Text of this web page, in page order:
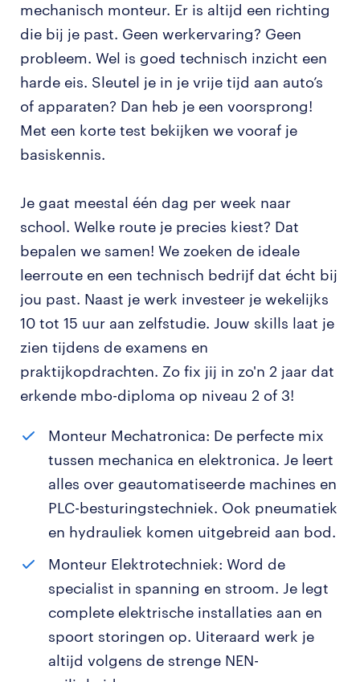
mechanisch monteur. Er is altijd een richting
die bij je past. Geen werkervaring? Geen
probleem. Wel is goed technisch inzicht een
harde eis. Sleutel je in je vrije tijd aan auto’s
of apparaten? Dan heb je een voorsprong!
Met een korte test bekijken we vooraf je
basiskennis.
Je gaat meestal één dag per week naar
school. Welke route je precies kiest? Dat
bepalen we samen! We zoeken de ideale
leerroute en een technisch bedrijf dat écht bij
jou past. Naast je werk investeer je wekelijks
10 tot 15 uur aan zelfstudie. Jouw skills laat je
zien tijdens de examens en
praktijkopdrachten. Zo fix jij in zo'n 2 jaar dat
erkende mbo-diploma op niveau 2 of 3!
Monteur Mechatronica: De perfecte mix
tussen mechanica en elektronica. Je leert
alles over geautomatiseerde machines en
PLC-besturingstechniek. Ook pneumatiek
en hydrauliek komen uitgebreid aan bod.
Monteur Elektrotechniek: Word de
specialist in spanning en stroom. Je legt
complete elektrische installaties aan en
spoort storingen op. Uiteraard werk je
altijd volgens de strenge NEN-